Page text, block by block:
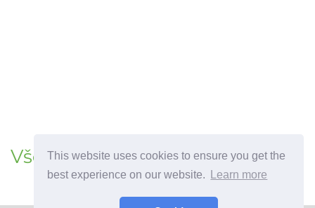
This website uses cookies to ensure you get the
best experience on our website.
Learn more
Vše o vaginálním prstenu